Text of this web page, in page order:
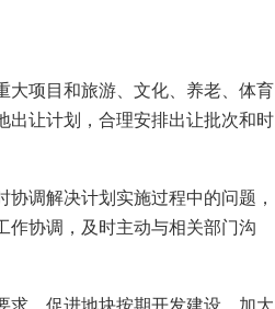
项目和旅游、文化、养老、体育
出让计划，合理安排出让批次和时
调解决计划实施过程中的问题，
作协调，及时主动与相关部门沟
，促进地块按期开发建设。加大